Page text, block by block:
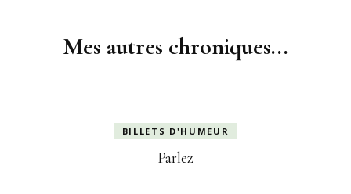
Mes autres chroniques...
BILLETS D'HUMEUR
Parlez